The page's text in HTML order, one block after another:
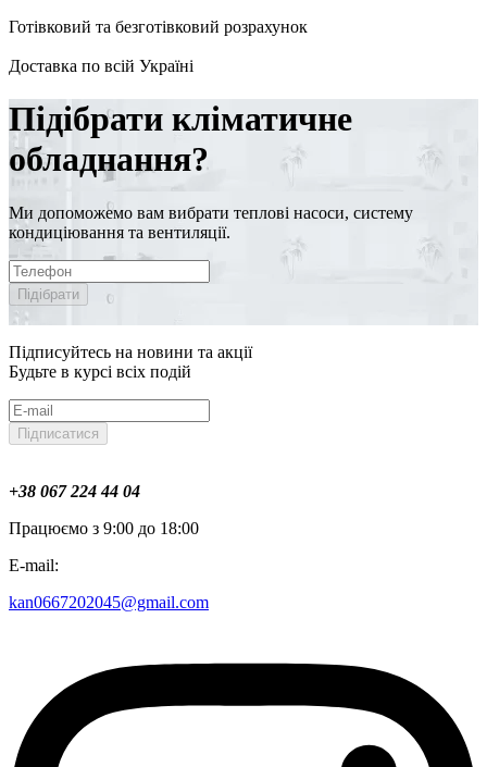
Готівковий та безготівковий розрахунок
Доставка по всій Україні
Підібрати кліматичне
обладнання?
Ми допоможемо вам вибрати теплові насоси, систему
кондиціювання та вентиляції.
Підібрати
Підписуйтесь на новини та акції
Будьте в курсі всіх подій
Підписатися
+38 067 224 44 04
Працюємо з 9:00 до 18:00
E-mail:
kan0667202045@gmail.com